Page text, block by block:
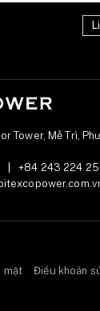
Tower, Mễ Trì,
+84 243 224
mật Điều khoản